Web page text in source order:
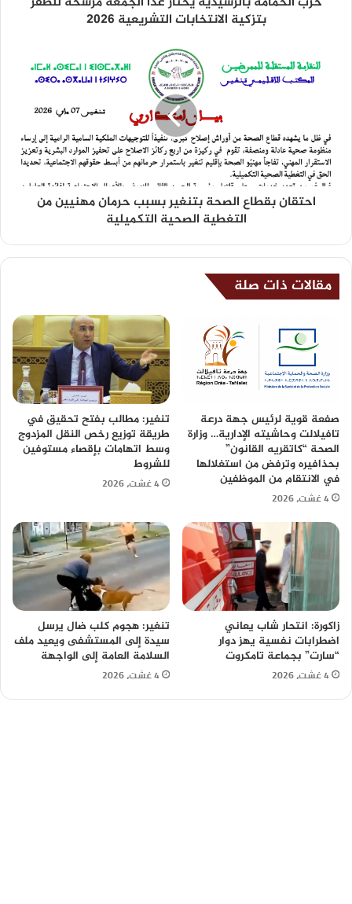
بتزكية الانتخابات التشريعية 2026
احتقان بقطاع الصحة بتنغير بسبب حرمان مهنيين من
التغطية الصحية التكميلية
مقالات ذات صلة
صفعة قوية لرئيس جهة درعة
تافيلالت وحاشيته الإدارية… وزارة
الصحة “كاتقريه القانون”
بحذافيره وترفض من استغلالها
في الانتقام من الموظفين
4 غشت، 2026
تنغير: مطالب بفتح تحقيق في
طريقة توزيع رخص النقل المزدوج
وسط اتهامات بإقصاء مستوفين
للشروط
4 غشت، 2026
زاكورة: انتحار شاب يعاني
اضطرابات نفسية يهز دوار
“سارت” بجماعة تامكروت
4 غشت، 2026
تنغير: هجوم كلب ضال يرسل
سيدة إلى المستشفى ويعيد ملف
السلامة العامة إلى الواجهة
4 غشت، 2026